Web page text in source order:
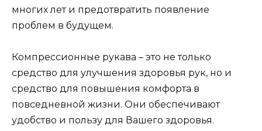
многих лет и предотвратить появление
проблем в будущем.
Компрессионные рукава – это не только
средство для улучшения здоровья рук, но и
средство для повышения комфорта в
повседневной жизни. Они обеспечивают
удобство и пользу для Вашего здоровья.